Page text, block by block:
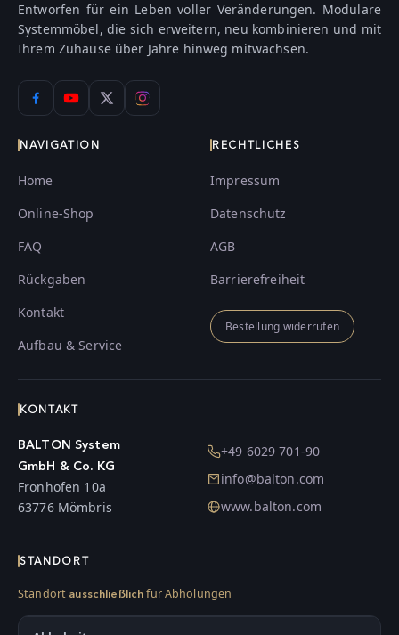
Entworfen für ein Leben voller Veränderungen. Modulare
Systemmöbel, die sich erweitern, neu kombinieren und mit
Ihrem Zuhause über Jahre hinweg mitwachsen.
NAVIGATION
Home
Online-Shop
FAQ
Rückgaben
Kontakt
Aufbau & Service
RECHTLICHES
Impressum
Datenschutz
AGB
Barrierefreiheit
Bestellung widerrufen
KONTAKT
BALTON System
GmbH & Co. KG
Fronhofen 10a
63776 Mömbris
+49 6029 701-90
info@balton.com
www.balton.com
STANDORT
Standort ausschließlich für Abholungen